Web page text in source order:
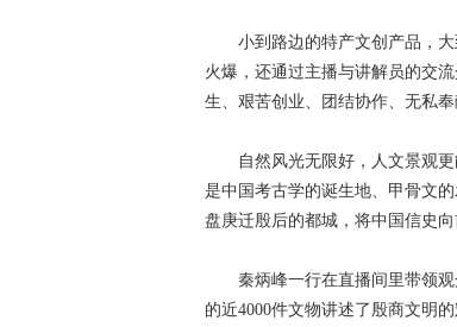
小到路边的特产文创产品，大
火爆，还通过主播与讲解员的交
生、艰苦创业、团结协作、无私奉
自然风光无限好，人文景观更
是中国考古学的诞生地、甲骨文
盘庚迁殷后的都城，将中国信史向
秦炳峰一行在直播间里带领观
的近4000件文物讲述了殷商文明